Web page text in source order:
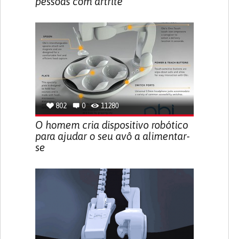
802 0 11280
O homem cria dispositivo robótico
para ajudar o seu avô a alimentar-
se